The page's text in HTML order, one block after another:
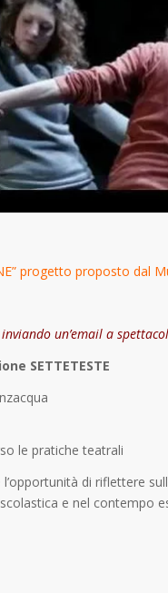
progetto proposto dal
un’email a
SETTETESTE
le pratiche teatrali
di riflettere
e nel contempo